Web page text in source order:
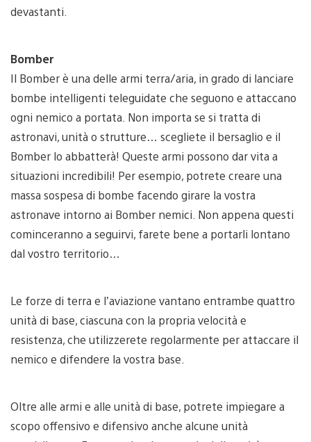
devastanti.
Bomber
Il Bomber è una delle armi terra/aria, in grado di lanciare
bombe intelligenti teleguidate che seguono e attaccano
ogni nemico a portata. Non importa se si tratta di
astronavi, unità o strutture… scegliete il bersaglio e il
Bomber lo abbatterà! Queste armi possono dar vita a
situazioni incredibili! Per esempio, potrete creare una
massa sospesa di bombe facendo girare la vostra
astronave intorno ai Bomber nemici. Non appena questi
cominceranno a seguirvi, farete bene a portarli lontano
dal vostro territorio…
Le forze di terra e l’aviazione vantano entrambe quattro
unità di base, ciascuna con la propria velocità e
resistenza, che utilizzerete regolarmente per attaccare il
nemico e difendere la vostra base.
Oltre alle armi e alle unità di base, potrete impiegare a
scopo offensivo e difensivo anche alcune unità